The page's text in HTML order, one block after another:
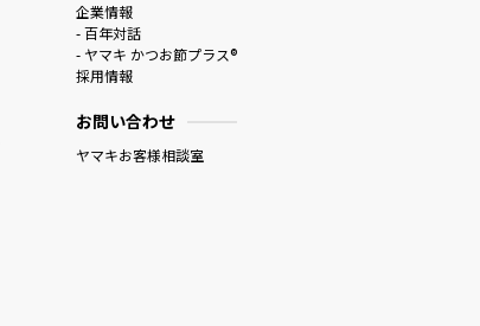
企業情報
- 百年対話
- ヤマキ かつお節プラス®
採用情報
お問い合わせ
ヤマキお客様相談室